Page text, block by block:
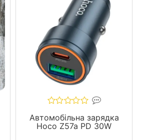
Автомобільна зарядка
Hoco Z57a PD 30W